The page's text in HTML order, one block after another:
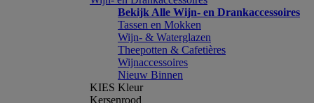
Bekijk Alle Wijn- en Drankaccessoires
Tassen en Mokken
Wijn- & Waterglazen
Theepotten & Cafetières
Wijnaccessoires
Nieuw Binnen
KIES Kleur
Kersenrood